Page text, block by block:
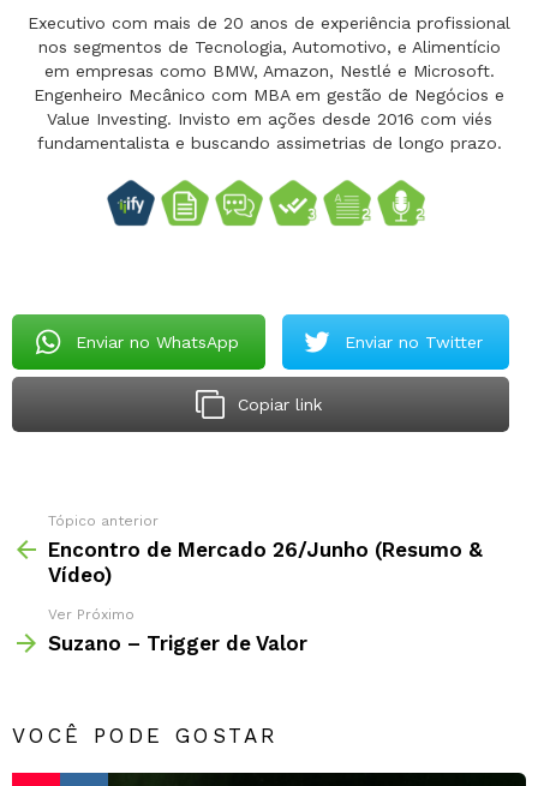
Executivo com mais de 20 anos de experiência profissional
nos segmentos de Tecnologia, Automotivo, e Alimentício
em empresas como BMW, Amazon, Nestlé e Microsoft.
Engenheiro Mecânico com MBA em gestão de Negócios e
Value Investing. Invisto em ações desde 2016 com viés
fundamentalista e buscando assimetrias de longo prazo.
Enviar no WhatsApp Enviar no Twitter
Copiar link
Tópico anterior
Encontro de Mercado 26/Junho (Resumo &
Vídeo)
Ver Próximo
Suzano – Trigger de Valor
VOCÊ PODE GOSTAR